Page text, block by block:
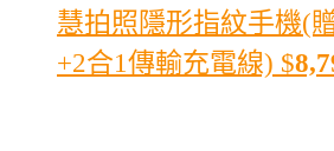
慧拍照隱形指紋手機(
+2合1傳輸充電線) $